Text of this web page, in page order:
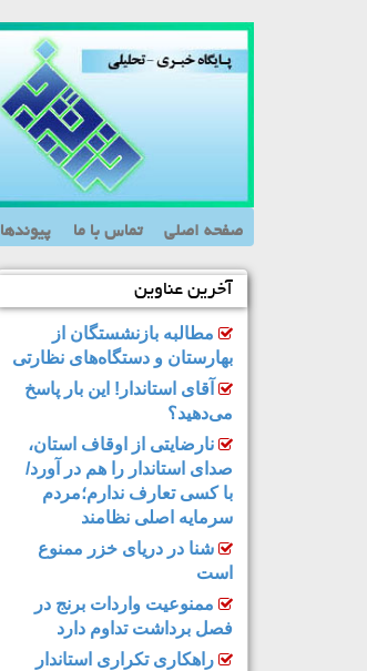
صفحه اصلی تماس با ما پیوندها
آخرین عناوین
مطالبه بازنشستگان از
بهارستان و دستگاه‌های نظارتی
آقای استاندار! این بار پاسخ
می‌دهید؟
نارضایتی از اوقاف استان،
صدای استاندار را هم در آورد/
با کسی تعارف ندارم؛مردم
سرمایه اصلی نظامند
شنا در دریای خزر ممنوع
است
ممنوعیت واردات برنج در
فصل برداشت تداوم دارد
راهکاری تکراری استاندار